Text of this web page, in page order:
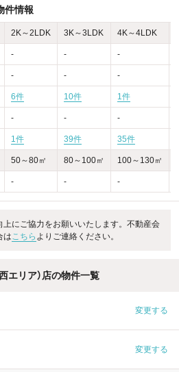
件情報
2K～2LDK 3K～3LDK 4K～4LDK
- - -
- - -
6件 10件 1件
- - -
1件 39件 35件
50～80㎡ 80～100㎡ 100～130㎡
- - -
にご協力をお願いいたします。不動産会
はこちら よりご連絡ください。
エリア）店の物件一覧
変更する
変更する